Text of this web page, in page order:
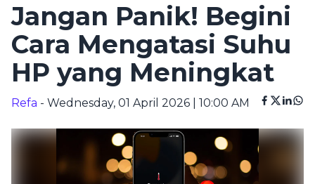
Jangan Panik! Begini
Cara Mengatasi Suhu
HP yang Meningkat
Refa - Wednesday, 01 April 2026 | 10:00 AM